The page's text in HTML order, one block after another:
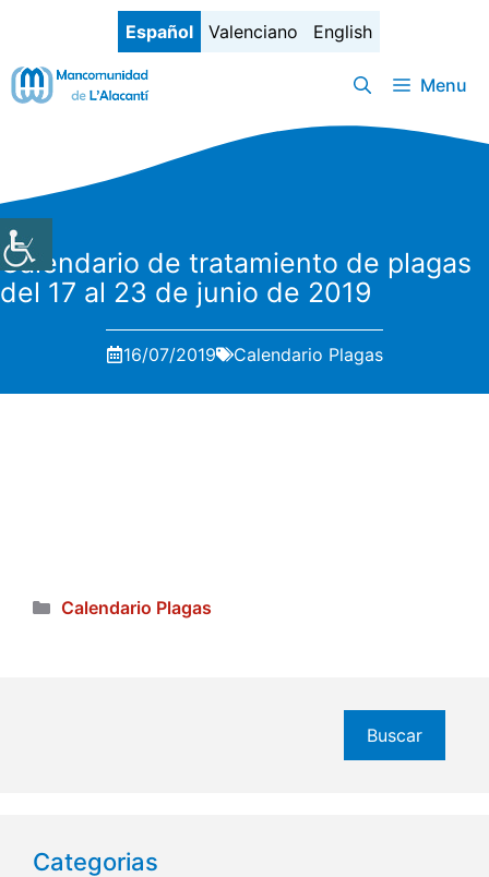
contenido
Español Valenciano English
Menu
Calendario de tratamiento de plagas
del 17 al 23 de junio de 2019
16/07/2019 Calendario Plagas
Categorías
Calendario Plagas
Buscar
Categorias